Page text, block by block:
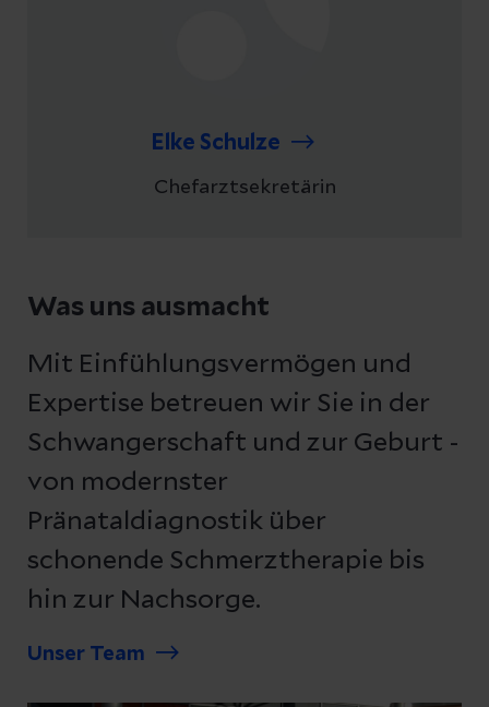
Elke Schulze
Chefarztsekretärin
Was uns ausmacht
Mit Einfühlungsvermögen und
Expertise betreuen wir Sie in der
Schwangerschaft und zur Geburt -
von modernster
Pränataldiagnostik über
schonende Schmerztherapie bis
hin zur Nachsorge.
Unser Team